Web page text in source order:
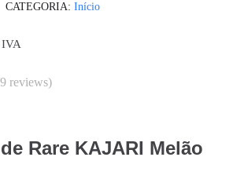
CATEGORIA Início
reviews)
Rare KAJARI Melão